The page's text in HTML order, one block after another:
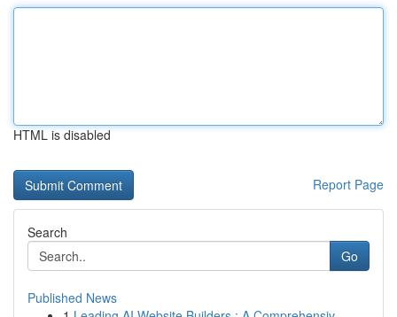
HTML is disabled
Report Page
Search
Go
Published News